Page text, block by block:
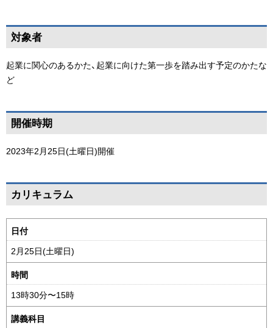
戻
る
ペ
ー
ジ
の
プ
へ
戻
対象者
起業に関心のあるかた、起業に向けた第一歩を踏み出す予定のかたな
ど
ペ
ー
ジ
ッ
プ
へ
戻
る
開催時期
2023年2月25日(土曜日)開催
ペ
ー
ジ
の
ト
ッ
プ
へ
戻
る
カリキュラム
時
間
割
り
表
日付
2月25日(土曜日)
時間
13時30分〜15時
講義科目